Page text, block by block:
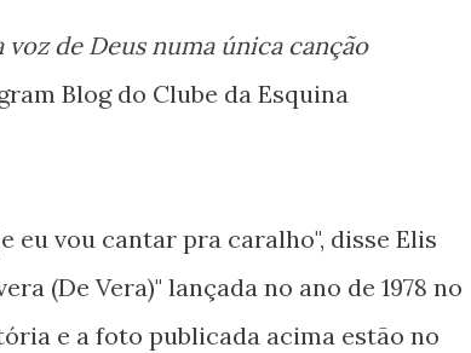
voz de Deus numa única canção
Blog do Clube da Esquina
eu vou cantar pra caralho", disse Elis
(De Vera)" lançada no ano de 1978 no
e a foto publicada acima estão no